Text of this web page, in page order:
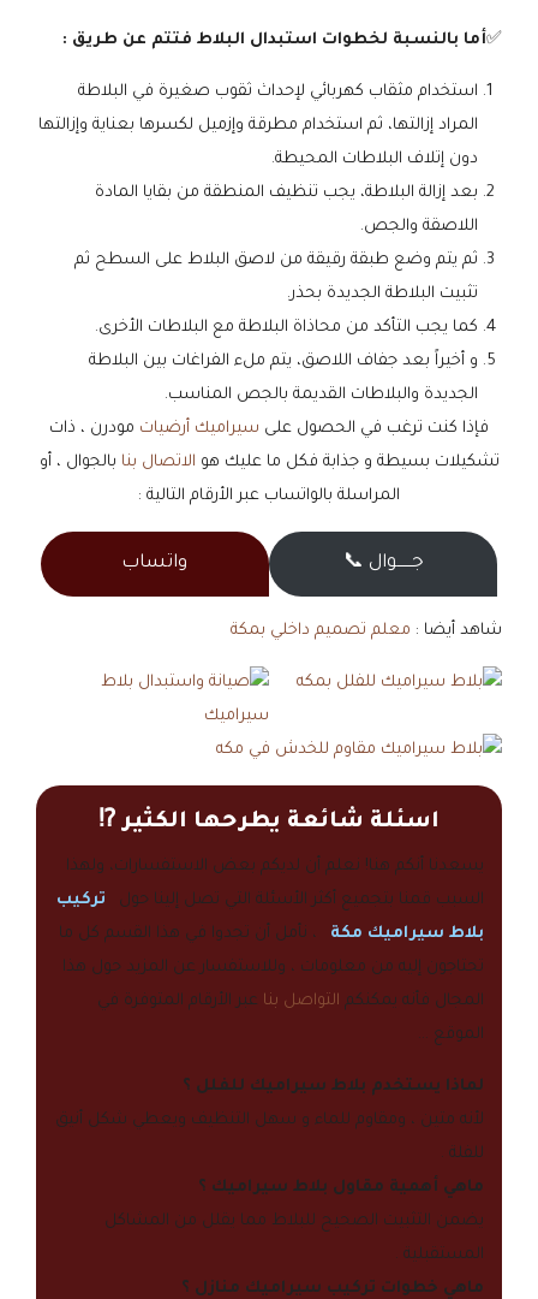
✅أما بالنسبة لخطوات استبدال البلاط فتتم عن طريق :
​استخدام مثقاب كهربائي لإحداث ثقوب صغيرة في البلاطة
المراد إزالتها، ثم استخدام مطرقة وإزميل لكسرها بعناية وإزالتها
دون إتلاف البلاطات المحيطة.
​بعد إزالة البلاطة، يجب تنظيف المنطقة من بقايا المادة
اللاصقة والجص.
​ثم يتم وضع طبقة رقيقة من لاصق البلاط على السطح ثم
تثبيت البلاطة الجديدة بحذر.
كما يجب التأكد من محاذاة البلاطة مع البلاطات الأخرى.
​و أخيراً بعد جفاف اللاصق، يتم ملء الفراغات بين البلاطة
الجديدة والبلاطات القديمة بالجص المناسب.
فإذا كنت ترغب في الحصول على سيراميك أرضيات مودرن ، ذات
تشكيلات بسيطة و جذابة فكل ما عليك هو الاتصال بنا بالجوال ، أو
المراسلة بالواتساب عبر الأرقام التالية :
جــــــوال 📞 واتساب
شاهد أيضا : معلم تصميم داخلي بمكة
اسئلة شائعة يطرحها الكثير ⁉️
يسعدنا أنكم هنا! نعلم أن لديكم بعض الاستفسارات، ولهذا
السبب قمنا بتجميع أكثر الأسئلة التي تصل إلينا حول
تركيب
بلاط سيراميك مكة
، نأمل أن تجدوا في هذا القسم كل ما
تحتاجون إليه من معلومات ، وللاستفسار عن المزيد حول هذا
المجال فأنه يمكنكم التواصل بنا عبر الأرقام المتوفرة في
الموقع …
لماذا يستخدم بلاط سيراميك للفلل ؟
لأنه متين ، ومقاوم للماء و سهل التنظيف ويعطي شكل أنيق
للفلة .
ماهي أهمية مقاول بلاط سيراميك ؟
يضمن التثبيت الصحيح للبلاط مما يقلل من المشاكل
المستقبلية .
ماهي خطوات تركيب سيراميك منازل ؟